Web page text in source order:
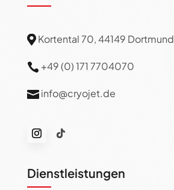
 Kortental 70, 44149 Dortmund
 +49 (0) 171 7704070
 info@cryojet.de
Dienstleistungen